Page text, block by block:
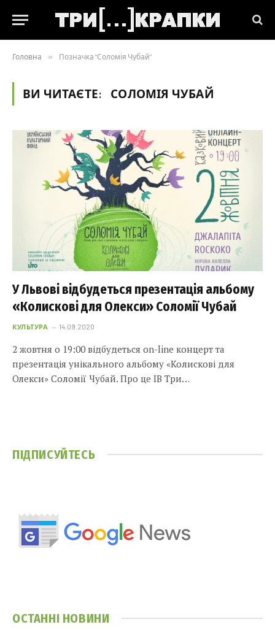
Головна » Позначка "Соломія Чубай"
ВИ ЧИТАЄТЕ: СОЛОМІЯ ЧУБАЙ
У Львові відбудеться презентація альбому
«Колискові для Олекси» Cоломії Чубай
КУЛЬТУРА 14.09.2020
2 жовтня о 19:00 відбудеться on-line концерт та
презентація унікального альбому «Колискові для
Олекси» Cоломії Чубай. Про це ІВ Три…
ПІДПИСУЙТЕСЬ
ОСТАННІ НОВИНИ